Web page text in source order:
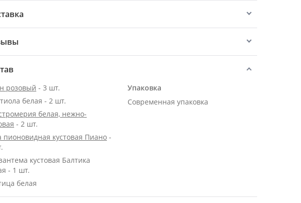
розовый - 3 шт.
белая - 2 шт.
белая, нежно-
- 2 шт.
пионовидная кустовая Пиано -
кустовая Балтика
- 1 шт.
белая
Упаковка
Современная упаковка